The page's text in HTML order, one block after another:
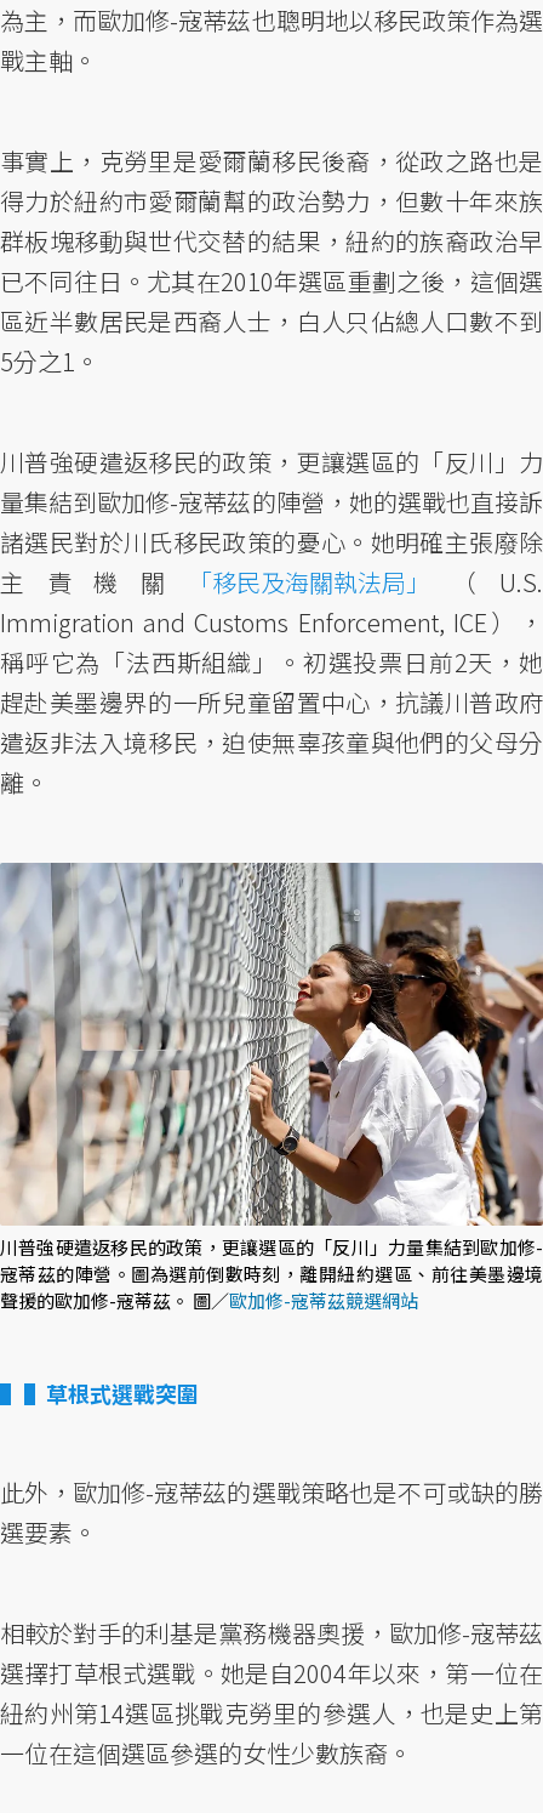
為主，而歐加修-寇蒂茲也聰明地以移民政策作為選
戰主軸。
事實上，克勞里是愛爾蘭移民後裔，從政之路也是
得力於紐約市愛爾蘭幫的政治勢力，但數十年來族
群板塊移動與世代交替的結果，紐約的族裔政治早
已不同往日。尤其在2010年選區重劃之後，這個選
區近半數居民是西裔人士，白人只佔總人口數不到
5分之1。
川普強硬遣返移民的政策，更讓選區的「反川」力
量集結到歐加修-寇蒂茲的陣營，她的選戰也直接訴
諸選民對於川氏移民政策的憂心。她明確主張廢除
主責機關
「移民及海關執法局」
（U.S.
Immigration and Customs Enforcement, ICE），
稱呼它為「法西斯組織」。初選投票日前2天，她
趕赴美墨邊界的一所兒童留置中心，抗議川普政府
遣返非法入境移民，迫使無辜孩童與他們的父母分
離。
川普強硬遣返移民的政策，更讓選區的「反川」力量集結到歐加修-
寇蒂茲的陣營。圖為選前倒數時刻，離開紐約選區、前往美墨邊境
聲援的歐加修-寇蒂茲。 圖／歐加修-寇蒂茲競選網站
▌草根式選戰突圍
此外，歐加修-寇蒂茲的選戰策略也是不可或缺的勝
選要素。
相較於對手的利基是黨務機器奧援，歐加修-寇蒂茲
選擇打草根式選戰。她是自2004年以來，第一位在
紐約州第14選區挑戰克勞里的參選人，也是史上第
一位在這個選區參選的女性少數族裔。